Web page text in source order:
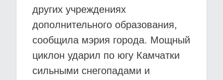
других учреждениях
дополнительного образования,
сообщила мэрия города. Мощный
циклон ударил по югу Камчатки
сильными снегопадами и